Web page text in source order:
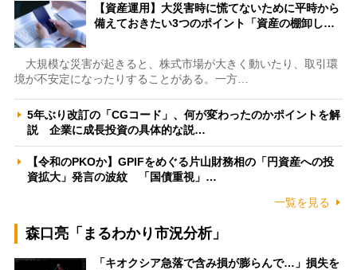
【資産運用】大災害時に慌てないために平時から
備えておきたい3つのポイント「資産の棚卸し…
大規模な災害が起きると、株式市場が大きく動いたり、取引環
境が不安定になったりすることがある。一方…
5年ぶり改訂の「CGコード」、何が変わったのかポイントを解
説 企業に成長投資の具体的な説…
【令和のPKOか】GPIFをめぐる片山財務相の「円資産への投
資拡大」発言の波紋 「国債重視」…
一覧を見る
森口亮「まるわかり市況分析」
「キオクシア急落で含み損が膨らんで…」損失を